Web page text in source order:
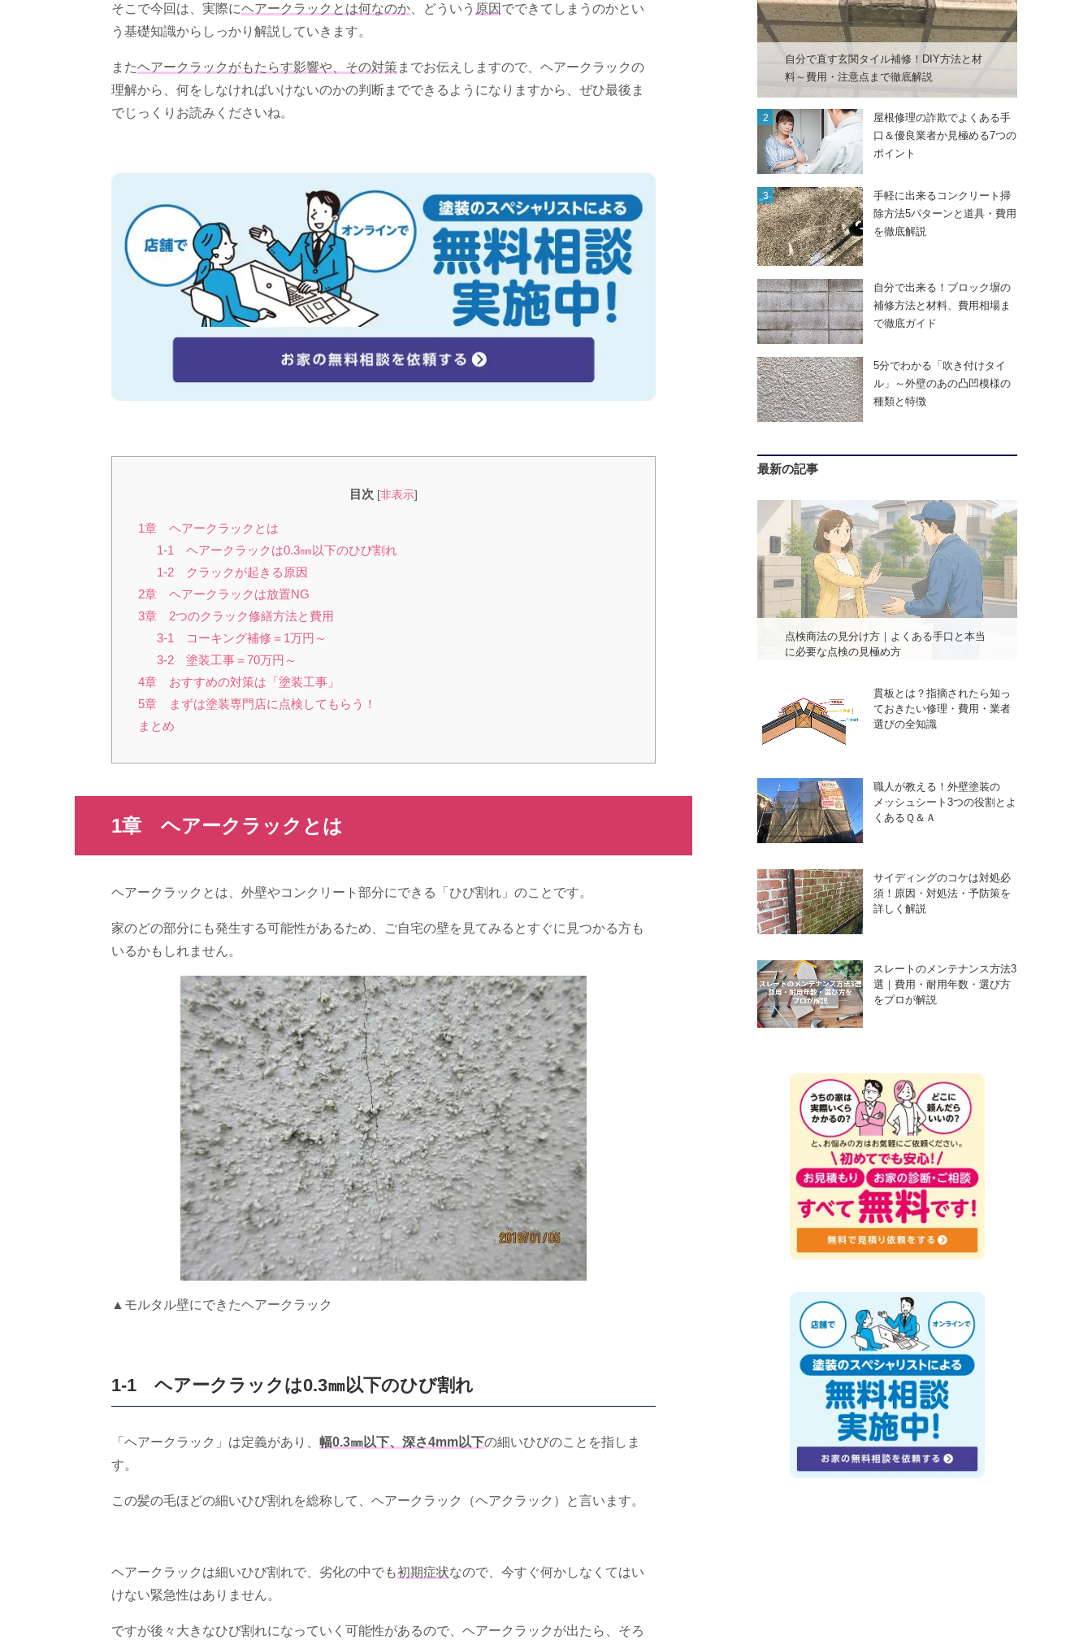
そこで今回は、実際にヘアークラックとは何なのか 、どういう 原因 でできてしまうのかとい
う基礎知識からしっかり解説していきます。
またヘアークラックがもたらす影響や、その対策までお伝えしますので、ヘアークラックの
理解から、何をしなければいけないのかの判断までできるようになりますから、ぜひ最後ま
でじっくりお読みくださいね。
目次 [非表示]
1章 ヘアークラックとは
1-1 ヘアークラックは0.3㎜以下のひび割れ
1-2 クラックが起きる原因
2章 ヘアークラックは放置NG
3章 2つのクラック修繕方法と費用
3-1 コーキング補修＝1万円～
3-2 塗装工事＝70万円～
4章 おすすめの対策は「塗装工事」
5章 まずは塗装専門店に点検してもらう！
まとめ
1章 ヘアークラックとは
ヘアークラックとは、外壁やコンクリート部分にできる「ひび割れ」のことです。
家のどの部分にも発生する可能性があるため、ご自宅の壁を見てみるとすぐに見つかる方も
いるかもしれません。
▲モルタル壁にできたヘアークラック
1-1 ヘアークラックは0.3㎜以下のひび割れ
「ヘアークラック」は定義があり、 幅0.3㎜以下、深さ4mm以下の細いひびのことを指しま
す。
この髪の毛ほどの細いひび割れを総称して、ヘアークラック（ヘアクラック）と言います。
ヘアークラックは細いひび割れで、劣化の中でも初期症状なので、今すぐ何かしなくてはい
けない緊急性はありません。
ですが後々大きなひび割れになっていく可能性があるので、ヘアークラックが出たら、そろ
自分で直す玄関タイル補修！DIY方法と材
料～費用・注意点まで徹底解説
屋根修理の詐欺でよくある手
口＆優良業者か見極める7つの
ポイント
手軽に出来るコンクリート掃
除方法5パターンと道具・費用
を徹底解説
自分で出来る！ブロック塀の
補修方法と材料、費用相場ま
で徹底ガイド
5分でわかる「吹き付けタイ
ル」～外壁のあの凸凹模様の
種類と特徴
最新の記事
点検商法の見分け方｜よくある手口と本当
に必要な点検の見極め方
貫板とは？指摘されたら知っ
ておきたい修理・費用・業者
選びの全知識
職人が教える！外壁塗装の
メッシュシート3つの役割とよ
くあるＱ＆Ａ
サイディングのコケは対処必
須！原因・対処法・予防策を
詳しく解説
スレートのメンテナンス方法3
選｜費用・耐用年数・選び方
をプロが解説